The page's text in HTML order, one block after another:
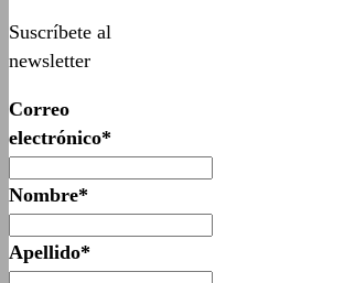
Suscríbete al
newsletter
Correo
electrónico*
Nombre*
Apellido*